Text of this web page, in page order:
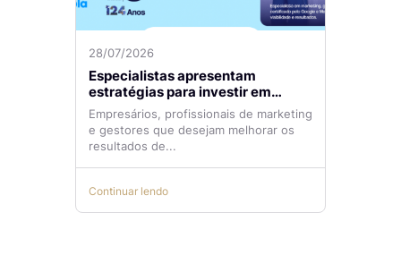
28/07/2026
Especialistas apresentam
estratégias para investir em
tráfego pago com mais eficiência
Empresários, profissionais de marketing
e gestores que desejam melhorar os
resultados de...
Continuar lendo